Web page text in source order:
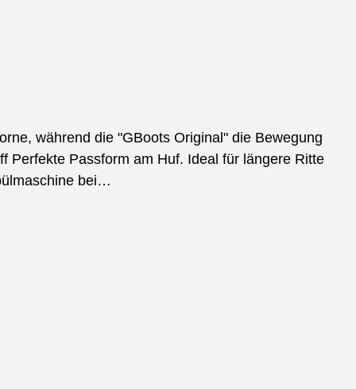
während die "GBoots Original" die Bewegung
Perfekte Passform am Huf. Ideal für längere Ritte
bei…